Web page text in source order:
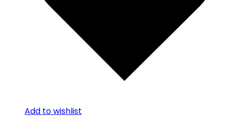
Add to wishlist